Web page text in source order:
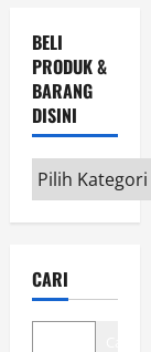
BELI
PRODUK &
BARANG
DISINI
Beli
Produk
&
disini
CARI